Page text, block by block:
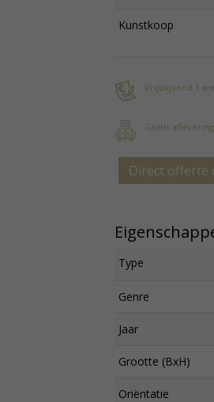
Kunstkoop
Vrijblijvend 1
Gratis
Direct offerte
Type
Genre
Jaar
Grootte (BxH)
Oriëntatie